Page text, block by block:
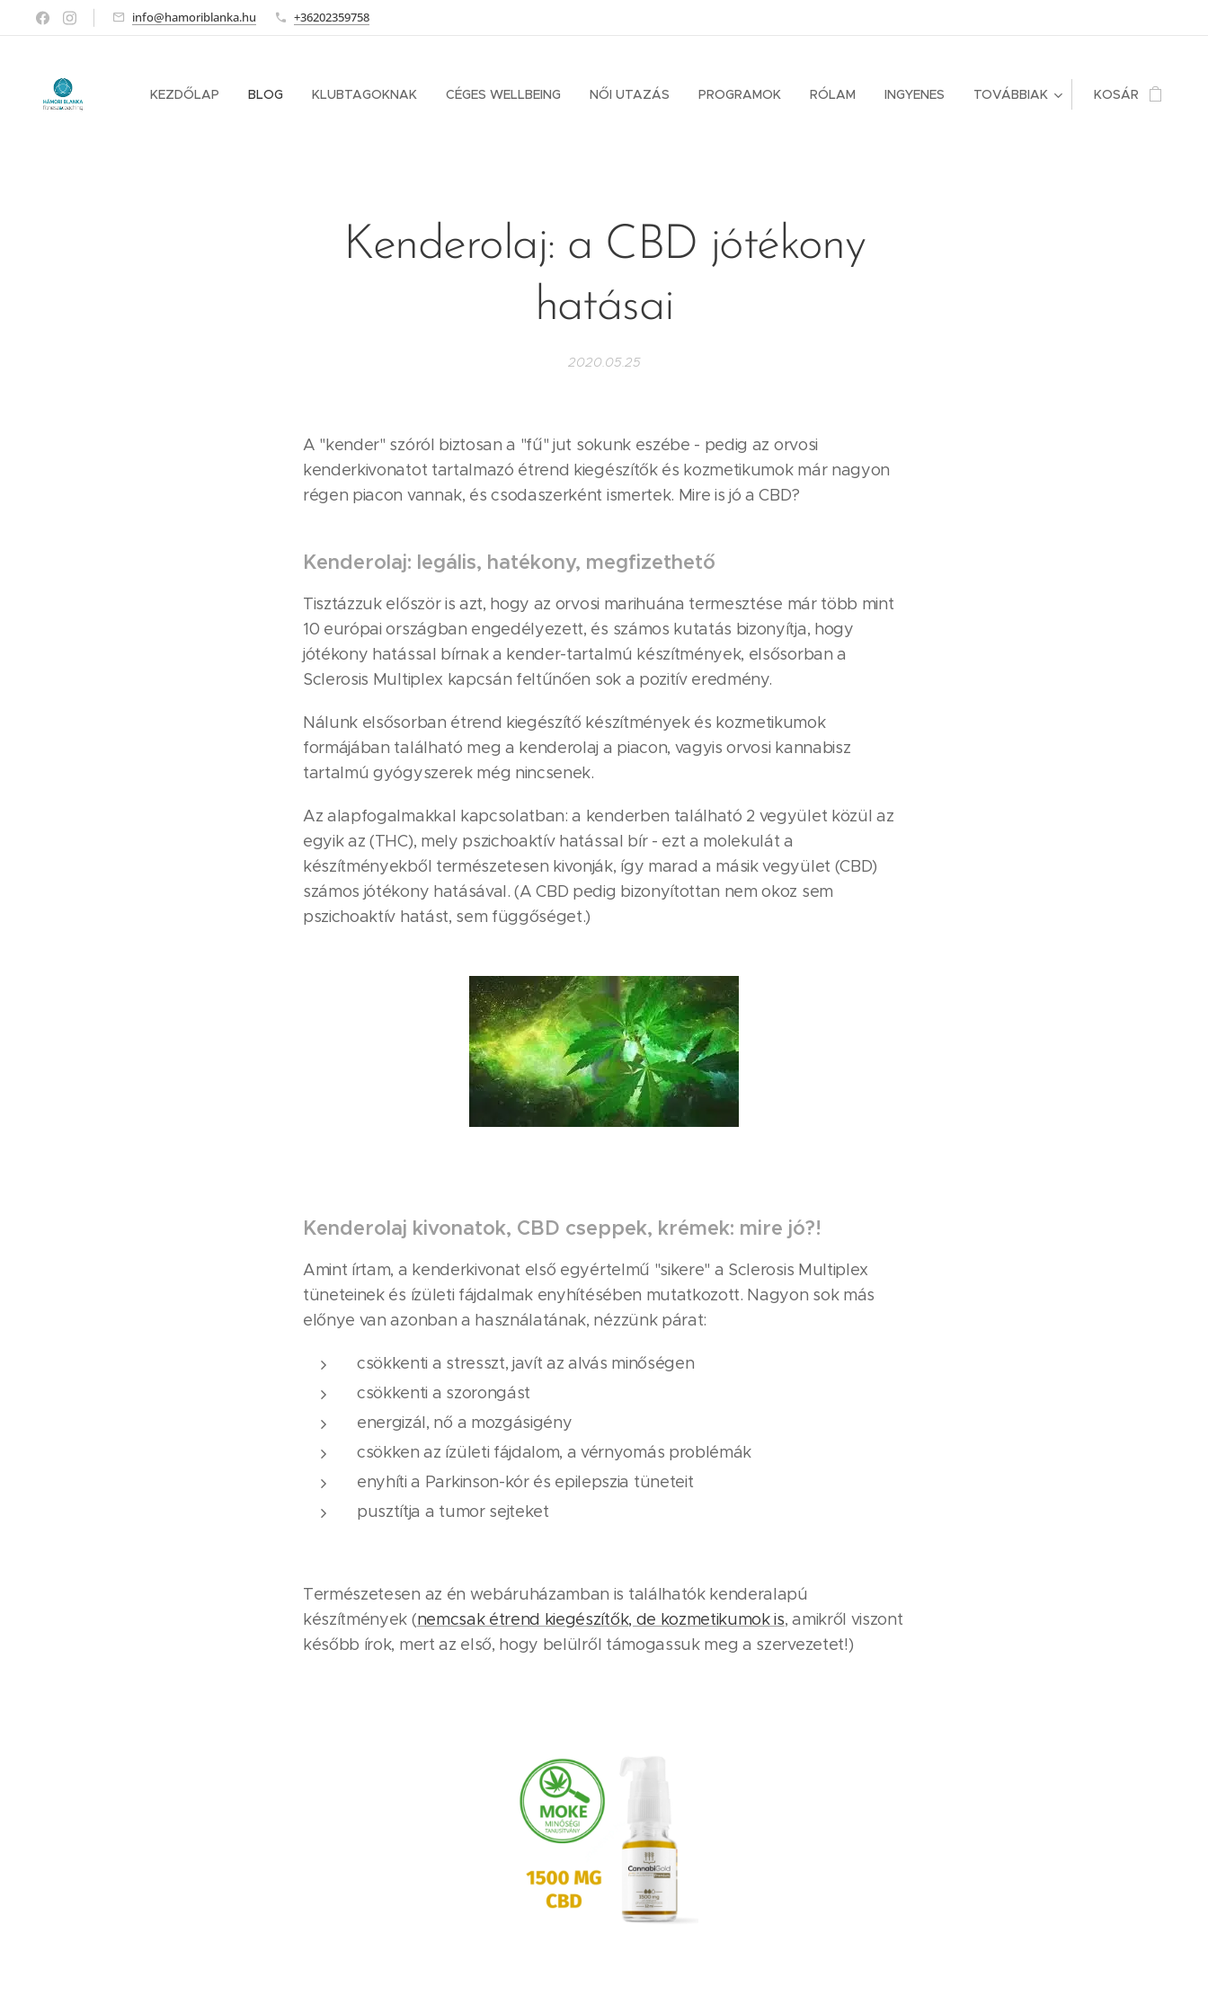
info@hamoriblanka.hu +36202359758
KEZDŐLAP BLOG KLUBTAGOKNAK CÉGES WELLBEING NŐI UTAZÁS PROGRAMOK RÓLAM INGYENES TOVÁBBIAK KOSÁR
Kenderolaj: a CBD jótékony
hatásai
2020.05.25
A "kender" szóról biztosan a "fű" jut sokunk eszébe - pedig az orvosi
kenderkivonatot tartalmazó étrend kiegészítők és kozmetikumok már nagyon
régen piacon vannak, és csodaszerként ismertek. Mire is jó a CBD?
Kenderolaj: legális, hatékony, megfizethető
Tisztázzuk először is azt, hogy az orvosi marihuána termesztése már több mint
10 európai országban engedélyezett, és számos kutatás bizonyítja, hogy
jótékony hatással bírnak a kender-tartalmú készítmények, elsősorban a
Sclerosis Multiplex kapcsán feltűnően sok a pozitív eredmény.
Nálunk elsősorban étrend kiegészítő készítmények és kozmetikumok
formájában található meg a kenderolaj a piacon, vagyis orvosi kannabisz
tartalmú gyógyszerek még nincsenek.
Az alapfogalmakkal kapcsolatban: a kenderben található 2 vegyület közül az
egyik az (THC), mely pszichoaktív hatással bír - ezt a molekulát a
készítményekből természetesen kivonják, így marad a másik vegyület (CBD)
számos jótékony hatásával. (A CBD pedig bizonyítottan nem okoz sem
pszichoaktív hatást, sem függőséget.)
Kenderolaj kivonatok, CBD cseppek, krémek: mire jó?!
Amint írtam, a kenderkivonat első egyértelmű "sikere" a Sclerosis Multiplex
tüneteinek és ízületi fájdalmak enyhítésében mutatkozott. Nagyon sok más
előnye van azonban a használatának, nézzünk párat:
csökkenti a stresszt, javít az alvás minőségen
csökkenti a szorongást
energizál, nő a mozgásigény
csökken az ízületi fájdalom, a vérnyomás problémák
enyhíti a Parkinson-kór és epilepszia tüneteit
pusztítja a tumor sejteket
Természetesen az én webáruházamban is találhatók kenderalapú
készítmények (nemcsak étrend kiegészítők, de kozmetikumok is, amikről viszont
később írok, mert az első, hogy belülről támogassuk meg a szervezetet!)